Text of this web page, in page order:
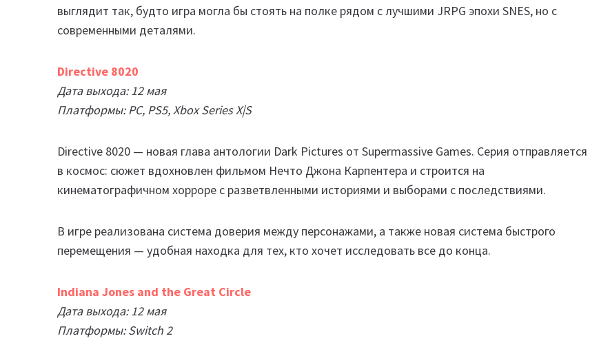
выглядит так, будто игра могла бы стоять на полке рядом с лучшими JRPG эпохи SNES, но с
современными деталями.
Directive 8020
Дата выхода: 12 мая
Платформы: PC, PS5, Xbox Series X|S
Directive 8020 — новая глава антологии Dark Pictures от Supermassive Games. Серия отправляется
в космос: сюжет вдохновлен фильмом Нечто Джона Карпентера и строится на
кинематографичном хорроре с разветвленными историями и выборами с последствиями.
В игре реализована система доверия между персонажами, а также новая система быстрого
перемещения — удобная находка для тех, кто хочет исследовать все до конца.
Indiana Jones and the Great Circle
Дата выхода: 12 мая
Платформы: Switch 2